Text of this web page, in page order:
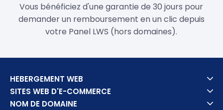
Vous bénéficiez d'une garantie de 30 jours pour
demander un remboursement en un clic depuis
votre Panel LWS (hors domaines).
HEBERGEMENT WEB
SITES WEB D'E-COMMERCE
NOM DE DOMAINE